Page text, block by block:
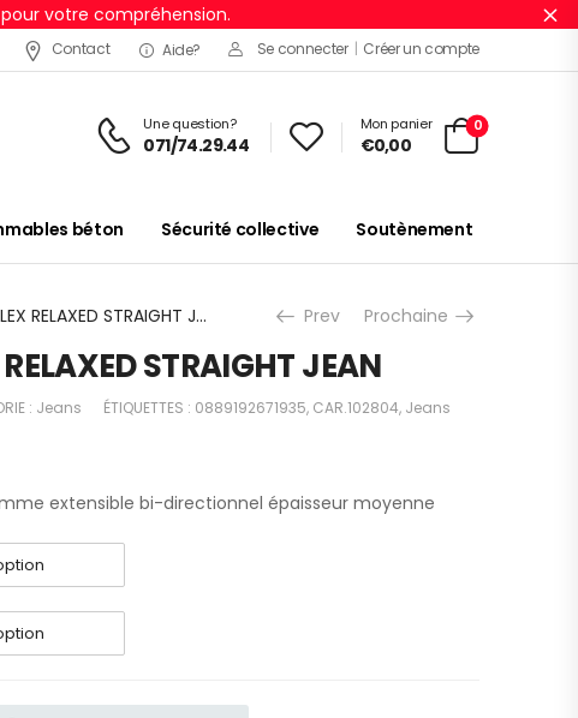
votre compréhension.
Contact Aide? Se connecter | Créer un compte
Une question?
071/74.29.44
Mon panier
€0,00
0
béton Sécurité collective Soutènement
RUGGED FLEX RELAXED STRAIGHT JEAN Prev Prochaine
STRAIGHT JEAN
: Jeans ÉTIQUETTES : 0889192671935, CAR.102804, Jeans
extensible bi-directionnel épaisseur moyenne